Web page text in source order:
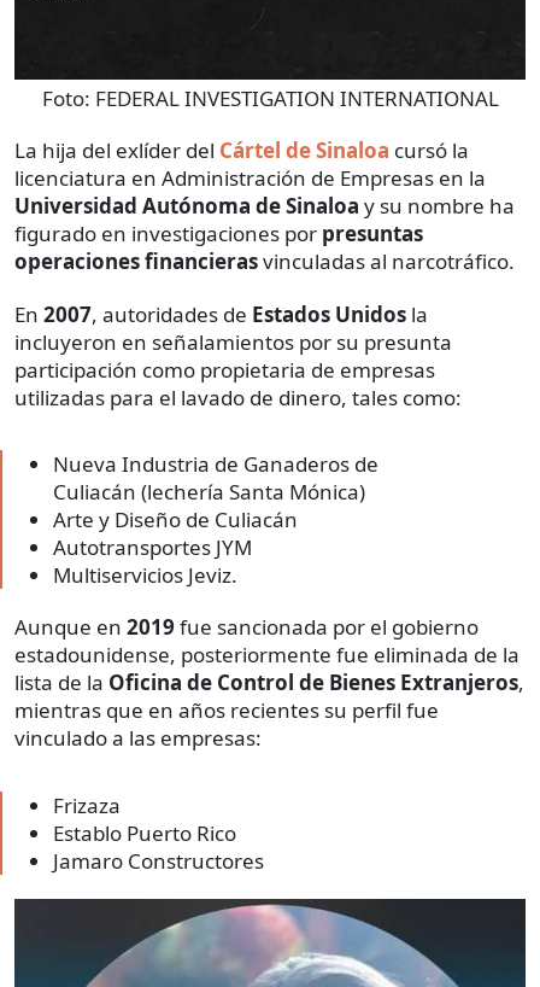
Foto: FEDERAL INVESTIGATION INTERNATIONAL
La hija del exlíder del Cártel de Sinaloa cursó la
licenciatura en Administración de Empresas en la
Universidad Autónoma de Sinaloa y su nombre ha
figurado en investigaciones por presuntas
operaciones financierasvinculadas al narcotráfico.
En 2007, autoridades de Estados Unidos la
incluyeron en señalamientos por su presunta
participación como propietaria de empresas
utilizadas para el lavado de dinero, tales como:
Nueva Industria de Ganaderos de
Culiacán (lechería Santa Mónica)
Arte y Diseño de Culiacán
Autotransportes JYM
Multiservicios Jeviz.
Aunque en 2019 fue sancionada por el gobierno
estadounidense, posteriormente fue eliminada de la
lista de la Oficina de Control de Bienes Extranjeros,
mientras que en años recientes su perfil fue
vinculado a las empresas:
Frizaza
Establo Puerto Rico
Jamaro Constructores